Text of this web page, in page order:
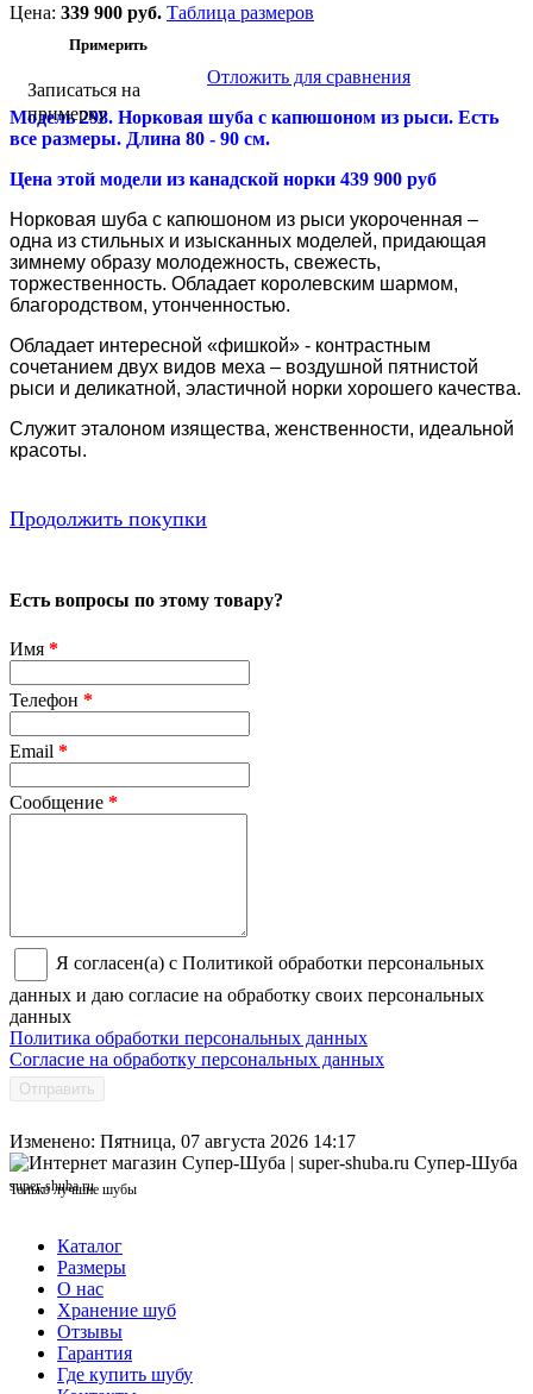
Цена: 339 900 руб. Таблица размеров
Записаться на
примерку
Отложить для сравнения
Модель 298. Норковая шуба с капюшоном из рыси. Есть
все размеры. Длина 80 - 90 см.
Цена этой модели из канадской норки 439 900 руб
Норковая шуба с капюшоном из рыси укороченная –
одна из стильных и изысканных моделей, придающая
зимнему образу молодежность, свежесть,
торжественность. Обладает королевским шармом,
благородством, утонченностью.
Обладает интересной «фишкой» - контрастным
сочетанием двух видов меха – воздушной пятнистой
рыси и деликатной, эластичной норки хорошего качества.
Служит эталоном изящества, женственности, идеальной
красоты.
Продолжить покупки
Есть вопросы по этому товару?
Имя *
Телефон *
Email *
Сообщение *
Я согласен(а) с Политикой обработки персональных
данных и даю согласие на обработку своих персональных
данных
Политика обработки персональных данных
Согласие на обработку персональных данных
Отправить
Изменено: Пятница, 07 августа 2026 14:17
Супер-Шуба
super-shuba.ru
Только лучшие шубы
Каталог
Размеры
О нас
Хранение шуб
Отзывы
Гарантия
Где купить шубу